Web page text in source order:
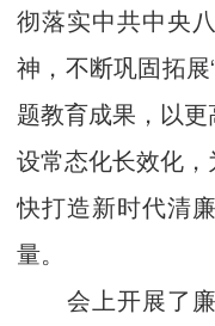
彻落实中共中央
神，不断巩固拓
题教育成果，以
设常态化长效化
快打造新时代清
量。
会上开展了